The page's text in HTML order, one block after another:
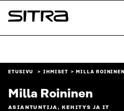
Siirry
suoraan
Sitra
ETUSIVU IHMISET MILLA ROININEN
Milla Roininen
ASIANTUNTIJA, KEHITYS JA IT